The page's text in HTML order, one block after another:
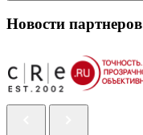
Новости партнеров